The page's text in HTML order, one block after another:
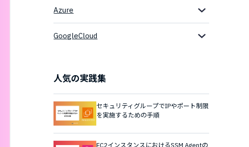
Azure
GoogleCloud
人気の実践集
セキュリティグループでIPやポート制限
を実施するための手順
EC2インスタンスにおけるSSM Agentの